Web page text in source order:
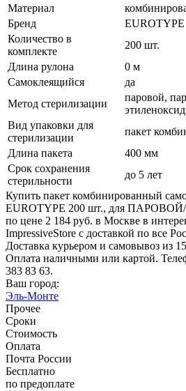
Материал
Бренд
EUROTYPE
Количество в
комплекте
200 шт.
Длина рулона
0 м
Самоклеящийся
да
Метод стерилизации
паровой,
Вид упаковки для
стерилизации
пакет
Длина пакета
400 мм
Срок сохранения
стерильности
до 5 лет
Купить пакет комбинированный
EUROTYPE 200 шт., для
по цене 2 184 руб. в Москве в
ImpressiveStore с доставкой по все
Доставка курьером и самовывоз из
Оплата наличными или картой.
383 83 63.
Ваш город:
Эль-Монте
Прочее
Сроки
Стоимость
Оплата
Почта России
Бесплатно
по предоплате